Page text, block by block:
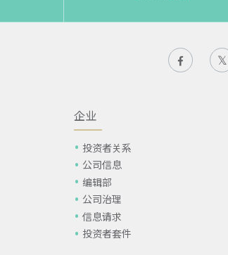
企业
投资者关系
公司信息
编辑部
公司治理
信息请求
投资者套件